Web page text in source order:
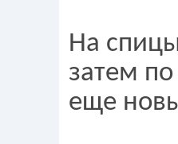
На
затем
еще